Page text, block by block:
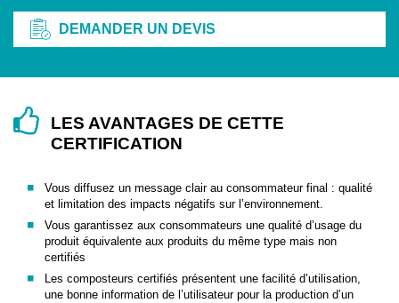
DEMANDER UN DEVIS
LES AVANTAGES DE CETTE
CERTIFICATION
Vous diffusez un message clair au consommateur final : qualité
et limitation des impacts négatifs sur l’environnement.
Vous garantissez aux consommateurs une qualité d’usage du
produit équivalente aux produits du même type mais non
certifiés
Les composteurs certifiés présentent une facilité d’utilisation,
une bonne information de l’utilisateur pour la production d’un